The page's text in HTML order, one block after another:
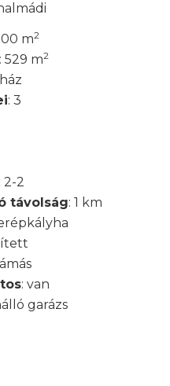
m2
: 529 m2
: 3
: 2-2
távolság: 1 km
: van
garázs